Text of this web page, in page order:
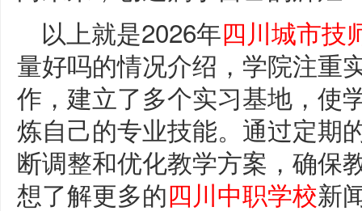
以上就是2026年四川城市技
量好吗的情况介绍，学院注重
作，建立了多个实习基地，使
炼自己的专业技能。通过定期
断调整和优化教学方案，确保
想了解更多的四川中职学校新